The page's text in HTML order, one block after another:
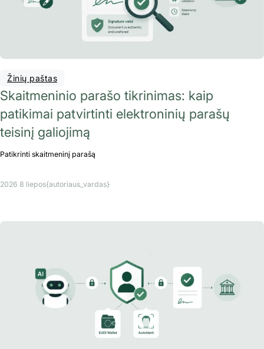
Žinių paštas
Skaitmeninio parašo tikrinimas: kaip
patikimai patvirtinti elektroninių parašų
teisinį galiojimą
Patikrinti skaitmeninį parašą
2026 8 liepos{autoriaus_vardas}